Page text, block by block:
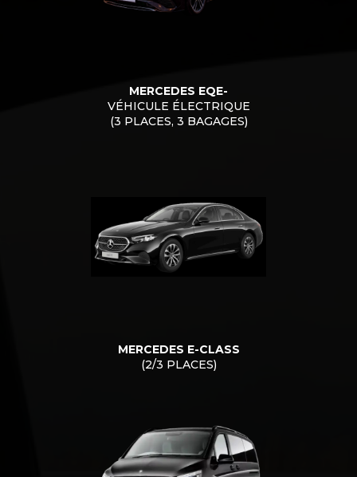
MERCEDES EQE-
VÉHICULE ÉLECTRIQUE
(3 PLACES, 3 BAGAGES)
MERCEDES E-CLASS
(2/3 PLACES)